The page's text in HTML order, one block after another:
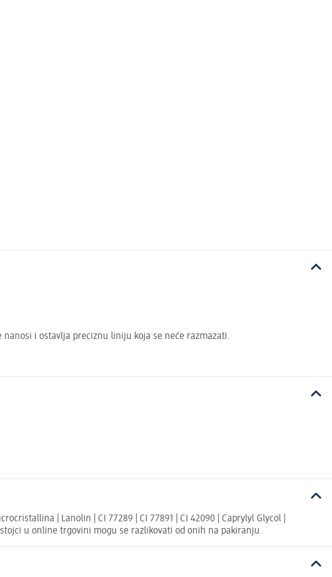
nanosi i ostavlja preciznu liniju koja se neće razmazati.
| Lanolin | CI 77289 | CI 77891 | CI 42090 | Caprylyl Glycol |
u online trgovini mogu se razlikovati od onih na pakiranju.